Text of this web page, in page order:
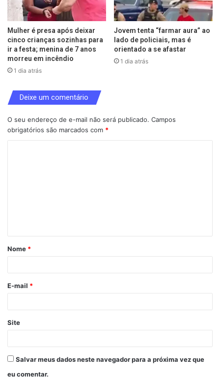
Mulher é presa após deixar
cinco crianças sozinhas para
ir a festa; menina de 7 anos
morreu em incêndio
1 dia atrás
Jovem tenta “farmar aura” ao
lado de policiais, mas é
orientado a se afastar
1 dia atrás
Deixe um comentário
O seu endereço de e-mail não será publicado. Campos
obrigatórios são marcados com *
á
r
*
Nome *
E-mail *
Site
Salvar meus dados neste navegador para a próxima vez que
eu comentar.